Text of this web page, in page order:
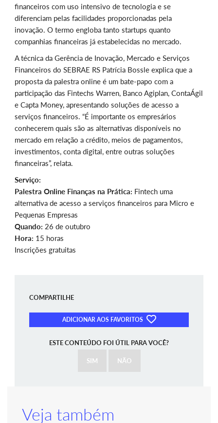
financeiros com uso intensivo de tecnologia e se
diferenciam pelas facilidades proporcionadas pela
inovação. O termo engloba tanto startups quanto
companhias financeiras já estabelecidas no mercado.
A técnica da Gerência de Inovação, Mercado e Serviços
Financeiros do SEBRAE RS Patrícia Bossle explica que a
proposta da palestra online é um bate-papo com a
participação das Fintechs Warren, Banco Agiplan, ContaÁgil
e Capta Money, apresentando soluções de acesso a
serviços financeiros. “É importante os empresários
conhecerem quais são as alternativas disponíveis no
mercado em relação a crédito, meios de pagamentos,
investimentos, conta digital, entre outras soluções
financeiras”, relata.
Serviço:
Palestra Online Finanças na Prática: Fintech uma
alternativa de acesso a serviços financeiros para Micro e
Pequenas Empresas
Quando: 26 de outubro
Hora: 15 horas
Inscrições gratuitas
COMPARTILHE
ADICIONAR AOS FAVORITOS
ESTE CONTEÚDO FOI ÚTIL PARA VOCÊ?
SIM NÃO
Veja também